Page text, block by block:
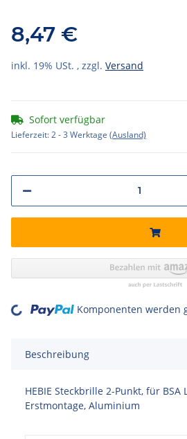
8,47 €
inkl. 19% USt. , zzgl. Versand
Sofort verfügbar
Lieferzeit:2 - 3 Werktage (Ausland)
Loading... Komponenten werden
Beschreibung
HEBIE Steckbrille 2-Punkt, für BSA
Erstmontage, Aluminium